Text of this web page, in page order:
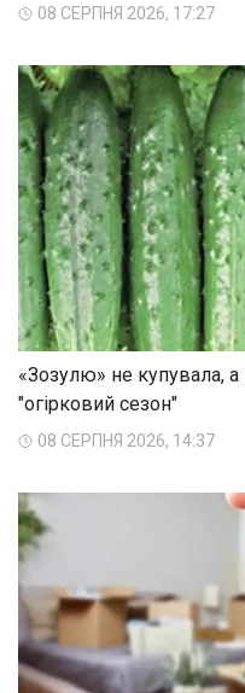
08 СЕРПНЯ 2026, 17:27
«Зозулю» не купувала,
"огірковий сезон"
08 СЕРПНЯ 2026, 14:37